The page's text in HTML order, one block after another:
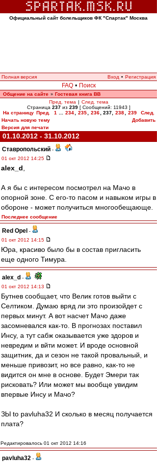
Официальный сайт болельщиков ФК "Спартак" Москва
Полная версия Вход • Регистрация
FAQ • Поиск
Общение на сайте » Гостевая книга ВВ
Пред. тема | След. тема
Страница 237из 239[ Сообщений: 11943 ]
На страницу Пред. 1 234 235 236 237, 238 239
След.
Начать новую тему
Добавить
Версия для печати
01.10.2012 - 31.10.2012
Ставропольский -
01 окт 2012 14:25
alex_d
А я бы с интересом посмотрел на Мачо в
опорной зоне. С его-то пасом и навыком игры в
обороне - может получиться многообещающе.
Последнее сообщение
Red Opel -
01 окт 2012 14:15
Юра, красиво было бы в состав пригласить
еще одного Тимура.
alex_d -
01 окт 2012 14:13
Бутнев сообщает, что Велик готов выйти с
Селтиком. Думаю вряд ли это произойдет с
первых минут. А вот насчет Мачо даже
засомневался как-то. В прогнозах поставил
Инсу, а тут сабж оказывается уже здоров и
невредим и вйти может. И вроде основной
защитник, да и сезон не такой провальный, и
меньше привозит, но все равно, как-то не
видится он мне в основе. Будет Эмери так
рисковать? Или может мы вообще увидим
впервые Инсу и Мачо?
ЗЫ to pavluha32 И сколько в месяц получается
плата?
Редактировалось 01 окт 2012 14:16
pavluha32 -